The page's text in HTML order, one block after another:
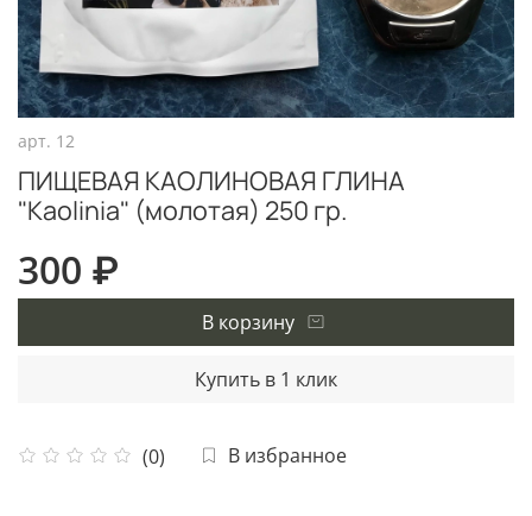
арт. 12
ПИЩЕВАЯ КАОЛИНОВАЯ ГЛИНА
"Kaolinia" (молотая) 250 гр.
(0) В избранное
300 ₽
В корзину
Купить в 1 клик